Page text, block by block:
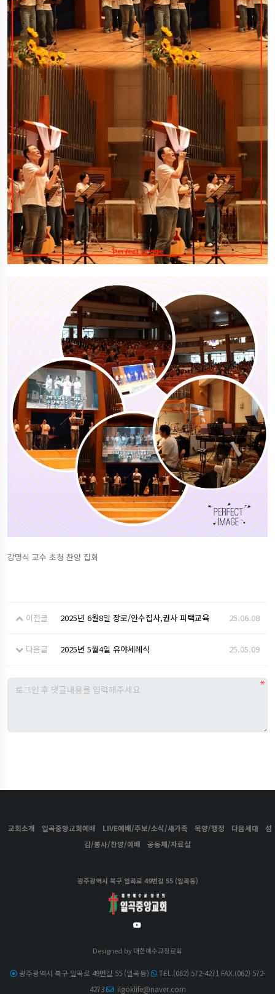
강명식 교수 초청 찬양 집회
이전글 2025년 6월8일 장로/안수집사,권사 피택교육 25.06.08
다음글 2025년 5월4일 유야세례식 25.05.09
교회소개 일곡중앙교회예배 LIVE예배/주보/소식/새가족 목양/행정 다음세대
섬
김/봉사/찬양/예배
공동체/자료실
광주광역시 북구 일곡로 49번길 55 (일곡동)
Designed by 대한예수교장로회
광주광역시 북구 일곡로 49번길 55 (일곡동)
TEL.(062) 572-4271 FAX.(062) 572-
4273
ilgoklife@naver.com